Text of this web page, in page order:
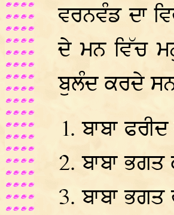
ਵਰਨਵੰਡ ਦਾ
ਦੇ ਮਨ ਵਿੱਚ
ਬੁਲੰਦ ਕਰਦੇ
ਬਾਬਾ ਫਰੀਦ
ਬਾਬਾ ਭਗਤ
ਬਾਬਾ ਭਗਤ